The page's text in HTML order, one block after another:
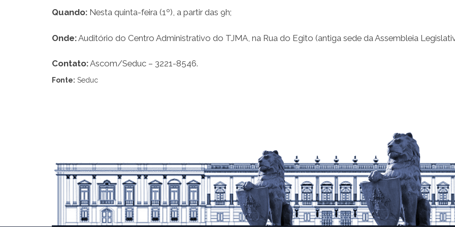
Quando: Nesta quinta-feira (1º), a partir das 9h;
Onde:Auditório do Centro Administrativo do TJMA, na Rua do Egito (antiga sede da Assembleia
Contato:Ascom/Seduc – 3221-8546.
Fonte: Seduc